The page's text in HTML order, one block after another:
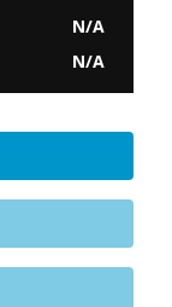
N/A
N/A